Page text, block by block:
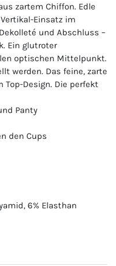
zartem Chiffon. Edle
Einsatz im
und Abschluss –
Ein glutroter
optischen Mittelpunkt.
werden. Das feine, zarte
Design. Die perfekt
Panty
den Cups
6% Elasthan